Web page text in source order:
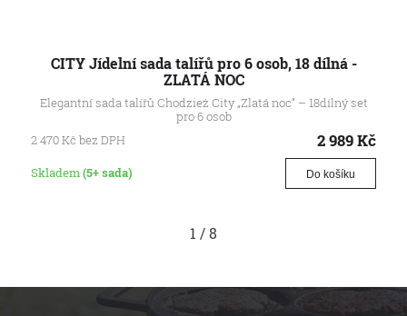
CITY Jídelní sada talířů pro 6 osob, 18 dílná -
ZLATÁ NOC
Elegantní sada talířů Chodzież City „Zlatá noc“ – 18dílný set
pro 6 osob
2 470Kč bez DPH 2 989Kč
Skladem(5+ sada) Do košíku
1 /8